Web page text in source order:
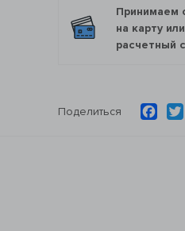
Принимаем
на карту или
расчетный
Поделиться